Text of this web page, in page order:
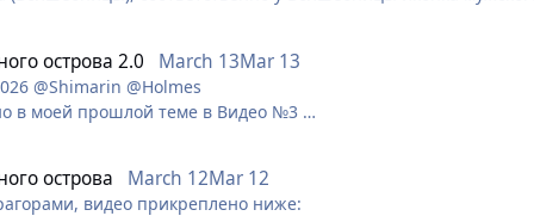
наколдовал себе грудь)
острова 2.0 March 13Mar 13
@Shimarin @Holmes
в моей прошлой теме в Видео №3
острова March 12Mar 12
видео прикреплено ниже: